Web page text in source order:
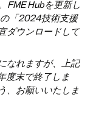
FME Hubを更新し
の「2024技術支援
ダウンロードして
なれますが、上記
度末で終了しま
、お願いいたしま